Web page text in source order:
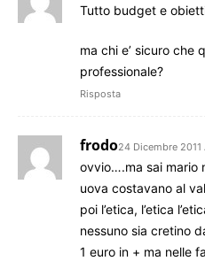
Tutto budget e
ma chi e’ sicuro che
professionale?
Risposta
frodo24 Dicembre
ovvio….ma sai mario
uova costavano al
poi l’etica, l’etica
nessuno sia cretino
1 euro in + ma nelle